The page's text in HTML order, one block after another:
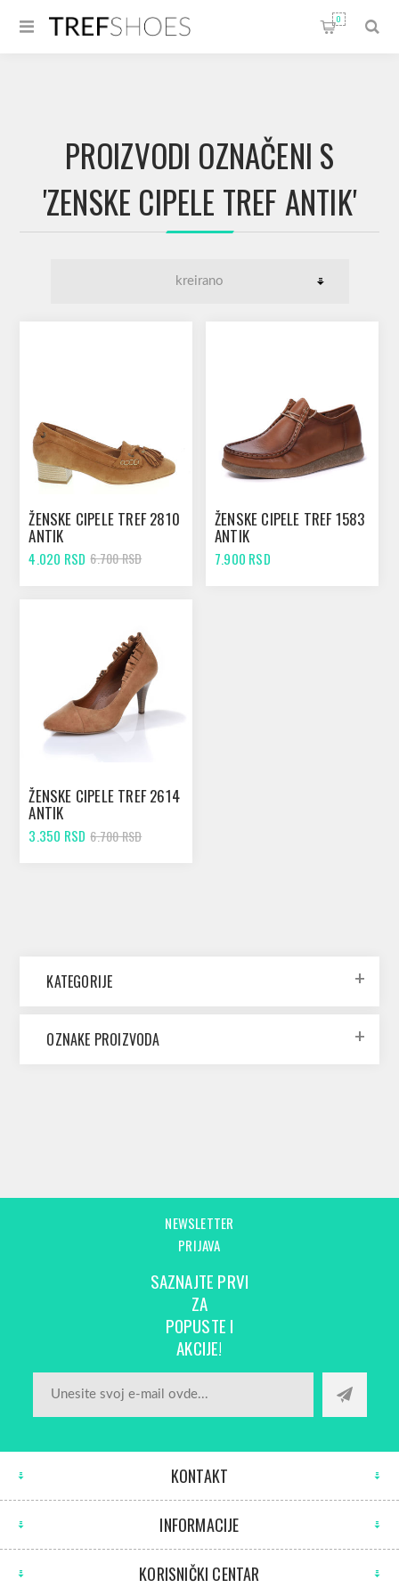
0
PROIZVODI OZNAČENI S
'ZENSKE CIPELE TREF ANTIK'
ŽENSKE CIPELE TREF 2810
ANTIK
4.020 RSD 6.700 RSD
ŽENSKE CIPELE TREF 1583
ANTIK
7.900 RSD
ŽENSKE CIPELE TREF 2614
ANTIK
3.350 RSD 6.700 RSD
KATEGORIJE
OZNAKE PROIZVODA
NEWSLETTER
PRIJAVA
SAZNAJTE PRVI
ZA
POPUSTE I
AKCIJE!
KONTAKT
INFORMACIJE
KORISNIČKI CENTAR